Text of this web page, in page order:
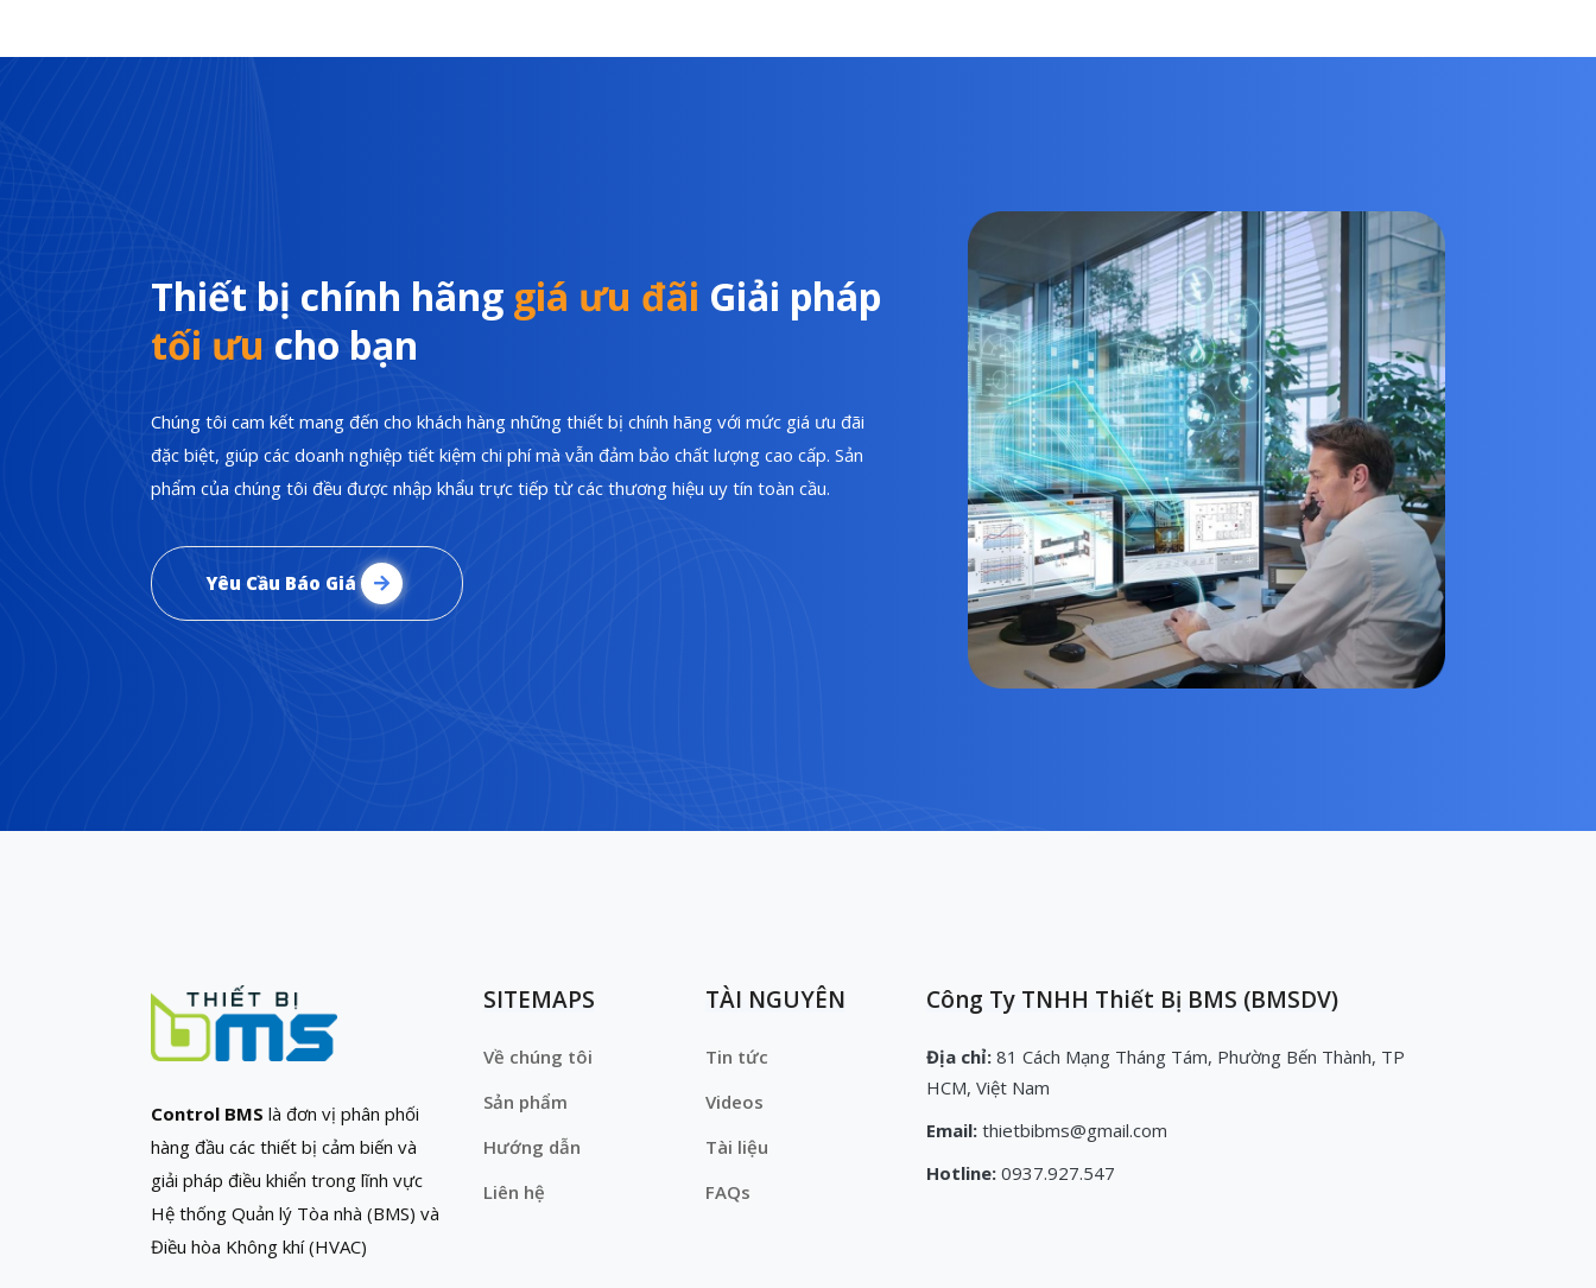
Thiết bị chính hãng giá ưu đãi Giải pháp
tối ưu cho bạn
Chúng tôi cam kết mang đến cho khách hàng những thiết bị chính hãng với mức giá ưu đãi
đặc biệt, giúp các doanh nghiệp tiết kiệm chi phí mà vẫn đảm bảo chất lượng cao cấp. Sản
phẩm của chúng tôi đều được nhập khẩu trực tiếp từ các thương hiệu uy tín toàn cầu.
Yêu Cầu Báo Giá
Control BMS là đơn vị phân phối
hàng đầu các thiết bị cảm biến và
giải pháp điều khiển trong lĩnh vực
Hệ thống Quản lý Tòa nhà (BMS) và
Điều hòa Không khí (HVAC)
SITEMAPS
Về chúng tôi
Sản phẩm
Hướng dẫn
Liên hệ
TÀI NGUYÊN
Tin tức
Videos
Tài liệu
FAQs
Công Ty TNHH Thiết Bị BMS (BMSDV)
Địa chỉ: 81 Cách Mạng Tháng Tám, Phường Bến Thành, TP
HCM, Việt Nam
Email: thietbibms@gmail.com
Hotline: 0937.927.547